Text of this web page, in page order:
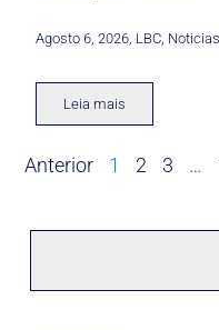
Agosto 6, 2026 LBC
Leia mais
Anterior 1 2 3 …